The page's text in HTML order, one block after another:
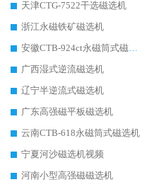
天津CTG-7522干选磁选机
浙江永磁铁矿磁选机
安徽CTB-924ct永磁筒式磁选机
广西湿式逆流磁选机
辽宁半逆流式磁选机
广东高强磁平板磁选机
云南CTB-618永磁筒式磁选机
宁夏河沙磁选机视频
河南小型高强磁磁选机